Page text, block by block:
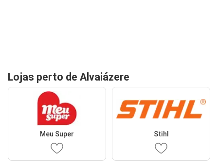
Lojas perto de Alvaiázere
Meu Super Stihl